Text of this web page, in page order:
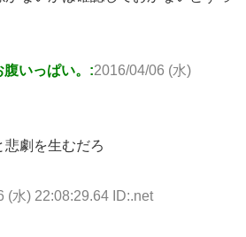
いっぱい。:2016/04/06 (水)
悲劇を生むだろ
(水) 22:08:29.64 ID:.net